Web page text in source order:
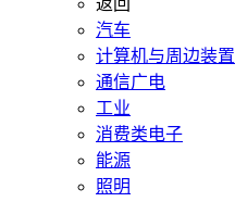
返回
汽车
计算机与周边装置
通信广电
工业
消费类电子
能源
照明